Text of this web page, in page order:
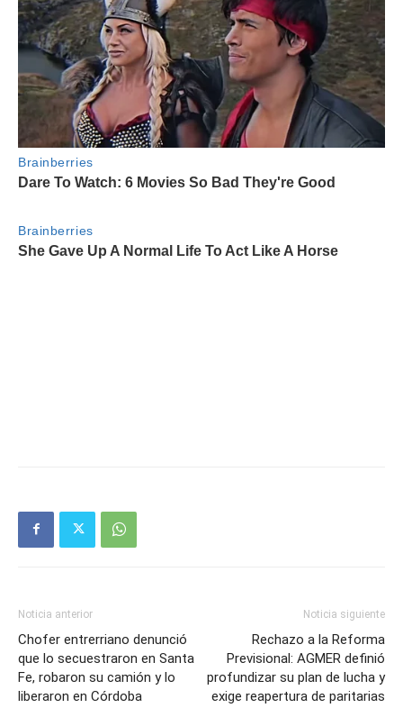
Noticia anterior
Chofer entrerriano denunció
que lo secuestraron en Santa
Fe, robaron su camión y lo
liberaron en Córdoba
Noticia siguiente
Rechazo a la Reforma
Previsional: AGMER definió
profundizar su plan de lucha y
exige reapertura de paritarias